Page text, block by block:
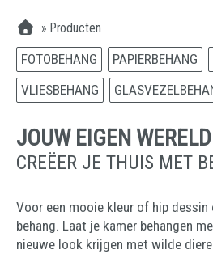
» Producten
FOTOBEHANG PAPIERBEHANG
VLIESBEHANG
JOUW EIGEN WERELD
CREËER JE THUIS MET
Voor een mooie kleur of hip dessin
behang. Laat je kamer behangen
nieuwe look krijgen met wilde